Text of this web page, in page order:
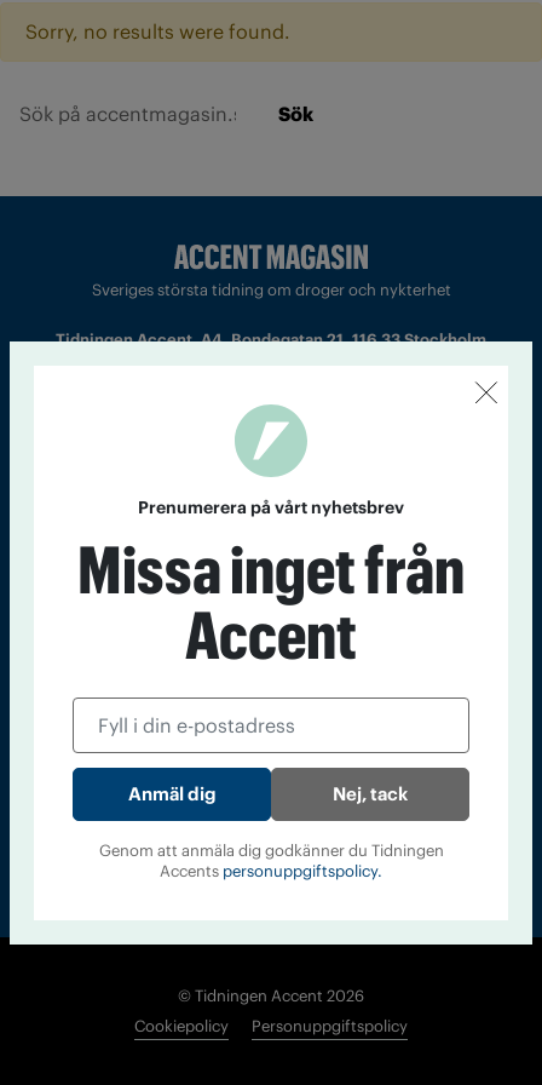
Sorry, no results were found.
Sök
Sveriges största tidning om droger och nykterhet
Tidningen Accent, A4, Bondegatan 21, 116 33 Stockholm
Chefredaktör och ansvarig utgivare: Barbro Janson Lundkvist,
barbro@a4.se.
Kontakt Om Tidningen Tidningsarkiv In English
Läs tidigare
Accent
© Tidningen Accent 2026
Cookiepolicy
Personuppgiftspolicy
Prenumerera på vårt nyhetsbrev
Missa inget från
Accent
Nej, tack
Genom att anmäla dig godkänner du Tidningen
Accents personuppgiftspolicy.